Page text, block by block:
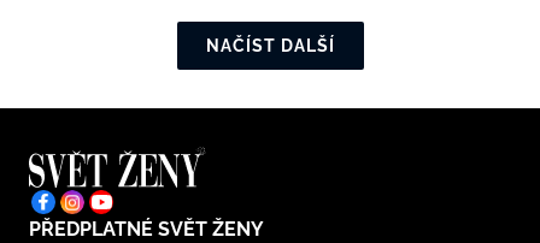
NAČÍST DALŠÍ
PŘEDPLATNÉ SVĚT ŽENY